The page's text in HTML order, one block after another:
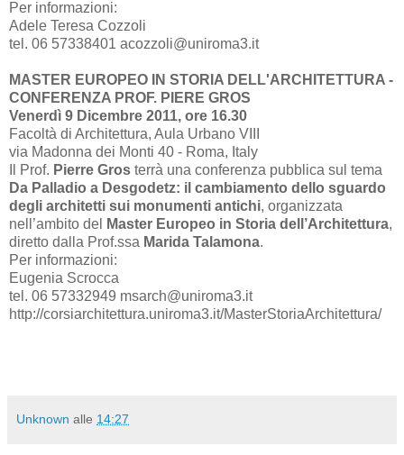
Per informazioni:
Adele Teresa Cozzoli
tel. 06 57338401 acozzoli@uniroma3.it
MASTER EUROPEO IN STORIA DELL'ARCHITETTURA -
CONFERENZA PROF. PIERE GROS
Venerdì 9 Dicembre 2011, ore 16.30
Facoltà di Architettura, Aula Urbano VIII
via Madonna dei Monti 40 - Roma, Italy
Il Prof. Pierre Gros terrà una conferenza pubblica sul tema
Da Palladio a Desgodetz: il cambiamento dello sguardo
degli architetti sui monumenti antichi, organizzata
nell’ambito del
Master Europeo in Storia dell’Architettura,
diretto dalla Prof.ssa Marida Talamona.
Per informazioni:
Eugenia Scrocca
tel. 06 57332949 msarch@uniroma3.it
http://corsiarchitettura.uniroma3.it/MasterStoriaArchitettura/
Unknown alle 14:27